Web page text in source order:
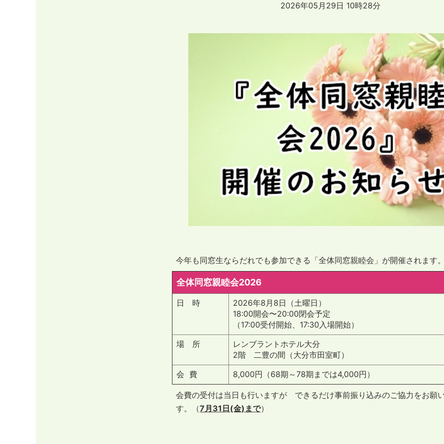
2026年05月29日 10時28分
今年も同窓生ならだれでも参加できる「全体同窓親睦会」が開催されます。
全体同窓親睦会2026
日 時
2026年8月8日（土曜日）
18:00開会〜20:00閉会予定
（17:00受付開始、17:30入場開始）
場 所
レンブラントホテル大分
2階 二豊の間（大分市田室町）
会 費
8,000円（68期～78期までは4,000円）
会費の受付は当日も行いますが できるだけ事前振り込みのご協力をお願
す。（7月31日(金)まで）